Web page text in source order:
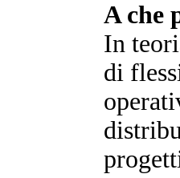
A che
In
di